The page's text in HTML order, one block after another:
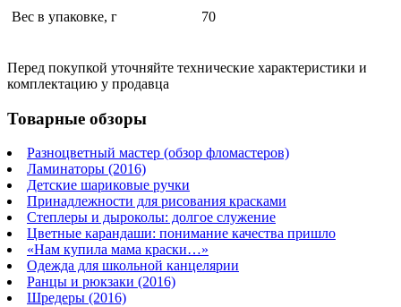
Вес в упаковке, г
70
Перед покупкой уточняйте технические характеристики и
комплектацию у продавца
Товарные обзоры
Разноцветный мастер (обзор фломастеров)
Ламинаторы (2016)
Детские шариковые ручки
Принадлежности для рисования красками
Степлеры и дыроколы: долгое служение
Цветные карандаши: понимание качества пришло
«Нам купила мама краски…»
Одежда для школьной канцелярии
Ранцы и рюкзаки (2016)
Шредеры (2016)